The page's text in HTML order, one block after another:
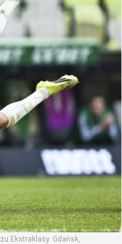
Ekstraklasy. Gdańsk,